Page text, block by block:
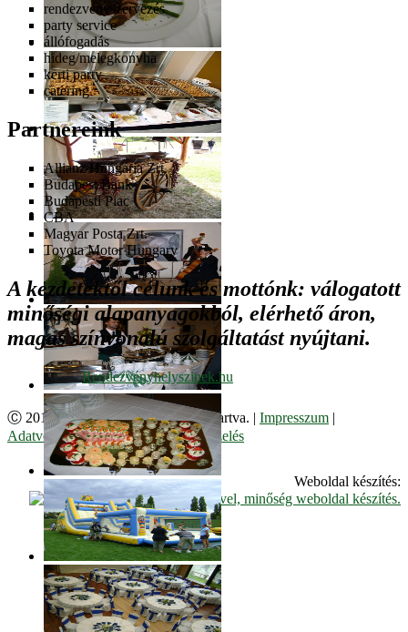
rendezvényszervezés
party service
állófogadás
hideg/melegkonyha
kerti party
catering
Partnereink
Allianz Hungária Zrt.
Budapest Bank
Budapesti Piac
CBA
Magyar Posta Zrt.
Toyota Motor Hungary
A kezdetektől célunk és mottónk: válogatott
minőségi alapanyagokból, elérhető áron,
magas színvonalú szolgáltatást nyújtani.
Ⓒ 2017. Juzso Bt. Minden jog fenntartva. | Impresszum |
Adatvédelmi Szabályzat|Cookie kezelés
Weboldal készítés: